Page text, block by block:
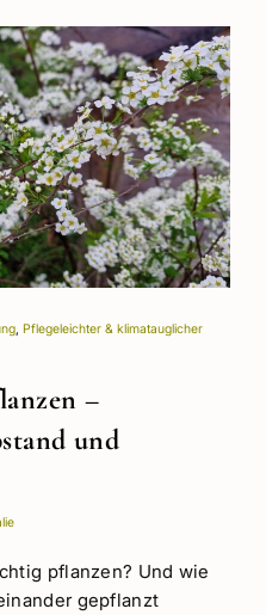
, Pflegeleichter & klimatauglicher
–
und
pflanzen? Und wie
gepflanzt